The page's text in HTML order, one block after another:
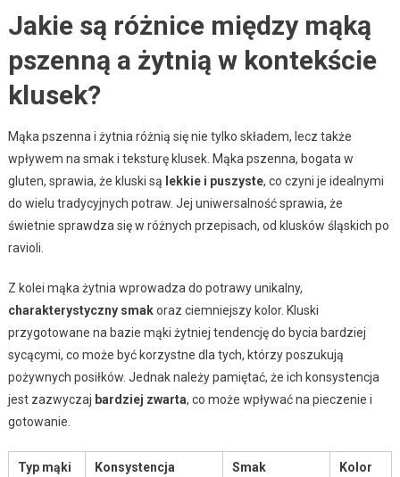
Jakie są różnice między mąką
pszenną a żytnią w kontekście
klusek?
Mąka pszenna i żytnia różnią się nie tylko składem, lecz także
wpływem na smak i teksturę klusek. Mąka pszenna, bogata w
gluten, sprawia, że kluski są lekkie i puszyste, co czyni je idealnymi
do wielu tradycyjnych potraw. Jej uniwersalność sprawia, że
świetnie sprawdza się w różnych przepisach, od klusków śląskich po
ravioli.
Z kolei mąka żytnia wprowadza do potrawy unikalny,
charakterystyczny smakoraz ciemniejszy kolor. Kluski
przygotowane na bazie mąki żytniej tendencję do bycia bardziej
sycącymi, co może być korzystne dla tych, którzy poszukują
pożywnych posiłków. Jednak należy pamiętać, że ich konsystencja
jest zazwyczaj bardziej zwarta, co może wpływać na pieczenie i
gotowanie.
Typ mąki
Konsystencja
Smak Kolor